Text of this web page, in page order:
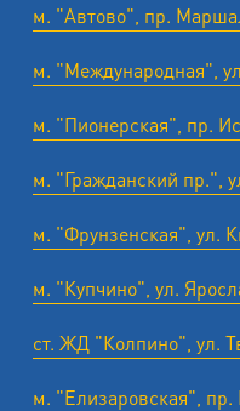
м. "Автово", пр.
м. "Международная",
м. "Пионерская", пр.
м. "Гражданский пр.",
м. "Фрунзенская", ул.
м. "Купчино", ул.
ст. ЖД "Колпино", ул.
м. "Елизаровская", пр.